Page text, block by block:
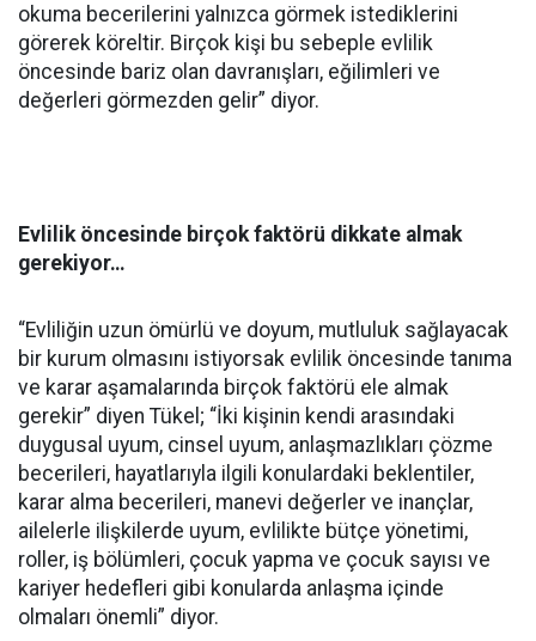
okuma becerilerini yalnızca görmek istediklerini
görerek köreltir. Birçok kişi bu sebeple evlilik
öncesinde bariz olan davranışları, eğilimleri ve
değerleri görmezden gelir” diyor.
Evlilik öncesinde birçok faktörü dikkate almak
gerekiyor…
“Evliliğin uzun ömürlü ve doyum, mutluluk sağlayacak
bir kurum olmasını istiyorsak evlilik öncesinde tanıma
ve karar aşamalarında birçok faktörü ele almak
gerekir” diyen Tükel; “İki kişinin kendi arasındaki
duygusal uyum, cinsel uyum, anlaşmazlıkları çözme
becerileri, hayatlarıyla ilgili konulardaki beklentiler,
karar alma becerileri, manevi değerler ve inançlar,
ailelerle ilişkilerde uyum, evlilikte bütçe yönetimi,
roller, iş bölümleri, çocuk yapma ve çocuk sayısı ve
kariyer hedefleri gibi konularda anlaşma içinde
olmaları önemli” diyor.